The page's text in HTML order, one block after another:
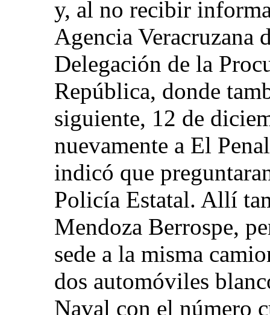
y, al no recibir
Agencia Veracruzana
Delegación de la
República, donde
siguiente, 12 de
nuevamente a El
indicó que
Policía Estatal. Allí
Mendoza Berrospe,
sede a la misma
dos automóviles
Naval con el número